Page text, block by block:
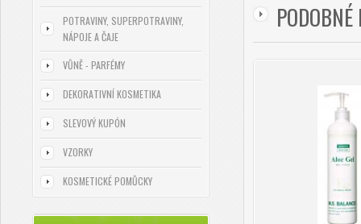
POTRAVINY, SUPERPOTRAVINY,
NÁPOJE A ČAJE
VŮNĚ - PARFÉMY
DEKORATIVNÍ KOSMETIKA
SLEVOVÝ KUPÓN
VZORKY
KOSMETICKÉ POMŮCKY